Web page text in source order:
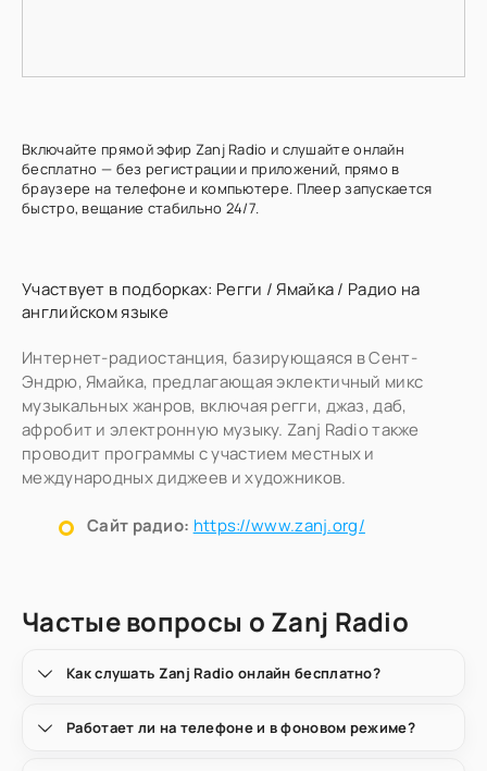
Включайте прямой эфир Zanj Radio и слушайте онлайн
бесплатно — без регистрации и приложений, прямо в
браузере на телефоне и компьютере. Плеер запускается
быстро, вещание стабильно 24/7.
Участвует в подборках: Регги /Ямайка/ Радио на
английском языке
Интернет-радиостанция, базирующаяся в Сент-
Эндрю, Ямайка, предлагающая эклектичный микс
музыкальных жанров, включая регги, джаз, даб,
афробит и электронную музыку. Zanj Radio также
проводит программы с участием местных и
международных диджеев и художников.
Сайт радио: https://www.zanj.org/
Частые вопросы о Zanj Radio
Как слушать Zanj Radio онлайн бесплатно?
Работает ли на телефоне и в фоновом режиме?